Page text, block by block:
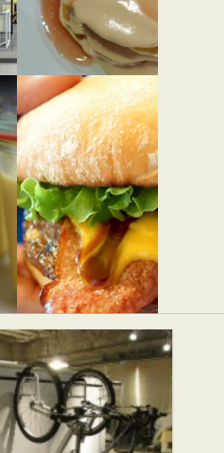
西洋料理
スイーツ
シナモン
ズ レスト
ラン
西洋料理
テディー
ズ ビガー
バーガー
渋谷